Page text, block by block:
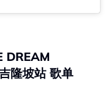
DREAM
隆坡站 歌单